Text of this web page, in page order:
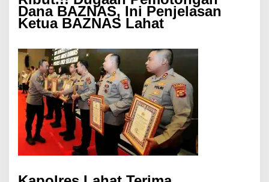
Dana BAZNAS, Ini Penjelasan
Ketua BAZNAS Lahat